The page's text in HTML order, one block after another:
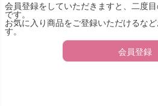
会員登録をしていただきますと、二度
です。
お気に入り商品をご登録いただけるな
す。
会員登録